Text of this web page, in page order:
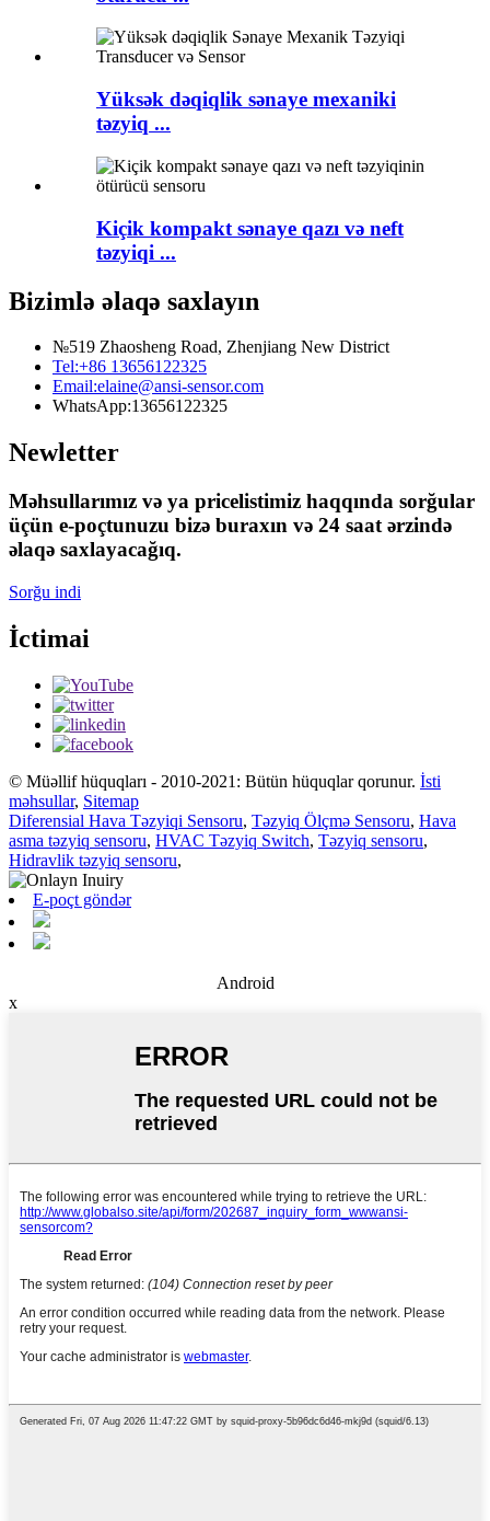
Yüksək dəqiqlik sənaye mexaniki
təzyiq ...
Kiçik kompakt sənaye qazı və neft
təzyiqi ...
Bizimlə əlaqə saxlayın
№519 Zhaosheng Road, Zhenjiang New District
Tel:+86 13656122325
Email:elaine@ansi-sensor.com
WhatsApp:13656122325
Newletter
Məhsullarımız və ya pricelistimiz haqqında sorğular
üçün e-poçtunuzu bizə buraxın və 24 saat ərzində
əlaqə saxlayacağıq.
Sorğu indi
İctimai
© Müəllif hüquqları - 2010-2021: Bütün hüquqlar qorunur. İsti
məhsullar, Sitemap
Diferensial Hava Təzyiqi Sensoru, Təzyiq Ölçmə Sensoru, Hava
asma təzyiq sensoru, HVAC Təzyiq Switch, Təzyiq sensoru,
Hidravlik təzyiq sensoru,
E-poçt göndər
Android
x